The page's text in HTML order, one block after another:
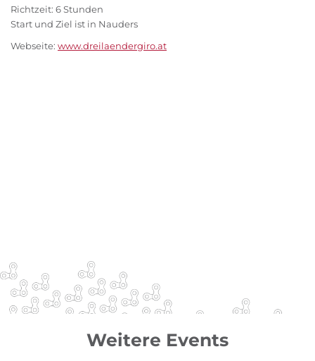
Richtzeit: 6 Stunden
Start und Ziel ist in Nauders
Webseite: www.dreilaendergiro.at
Weitere Events